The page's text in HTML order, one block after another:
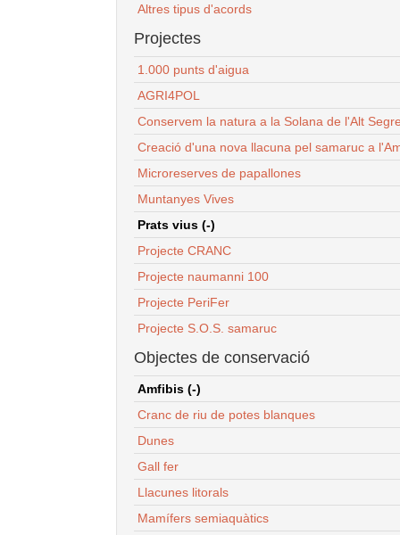
Altres tipus d'acords
Projectes
1.000 punts d'aigua
AGRI4POL
Conservem la natura a la Solana de l'Alt
Creació d'una nova llacuna pel samaruc a
Microreserves de papallones
Muntanyes Vives
Prats vius (-)
Projecte CRANC
Projecte naumanni 100
Projecte PeriFer
Projecte S.O.S. samaruc
Objectes de conservació
Amfibis (-)
Cranc de riu de potes blanques
Dunes
Gall fer
Llacunes litorals
Mamífers semiaquàtics